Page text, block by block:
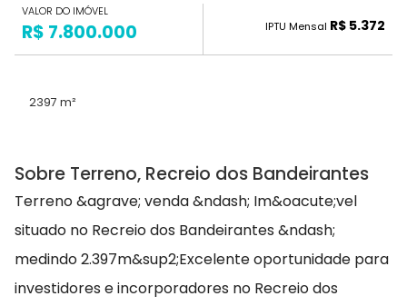
VALOR DO IMÓVEL
R$ 7.800.000 IPTU Mensal R$ 5.372
2397 m²
Sobre Terreno, Recreio dos Bandeirantes
Terreno &agrave; venda &ndash; Im&oacute;vel
situado no Recreio dos Bandeirantes &ndash;
medindo 2.397m&sup2;Excelente oportunidade para
investidores e incorporadores no Recreio dos